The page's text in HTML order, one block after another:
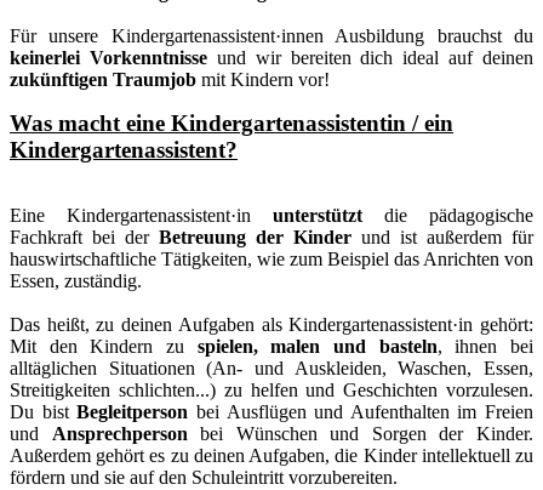
Für unsere Kindergartenassistent·innen Ausbildung brauchst du
keinerlei Vorkenntnisseund wir bereiten dich ideal auf deinen
zukünftigen Traumjob mit Kindern vor!
Was macht eine Kindergartenassistentin / ein
Kindergartenassistent?
Eine Kindergartenassistent·in unterstützt die pädagogische
Fachkraft bei der Betreuung der Kinder und ist außerdem für
hauswirtschaftliche Tätigkeiten, wie zum Beispiel das Anrichten von
Essen, zuständig.
Das heißt, zu deinen Aufgaben als Kindergartenassistent·in gehört:
Mit den Kindern zu spielen, malen und basteln, ihnen bei
alltäglichen Situationen (An- und Auskleiden, Waschen, Essen,
Streitigkeiten schlichten...) zu helfen und Geschichten vorzulesen.
Du bistBegleitperson bei Ausflügen und Aufenthalten im Freien
und Ansprechperson bei Wünschen und Sorgen der Kinder.
Außerdem gehört es zu deinen Aufgaben, die Kinder intellektuell zu
fördern und sie auf den Schuleintritt vorzubereiten.